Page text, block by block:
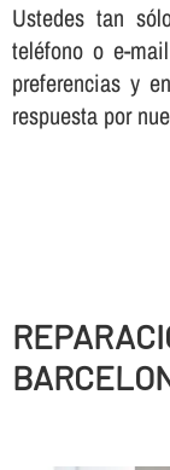
Ustedes tan
teléfono o e-
preferencias y
respuesta por